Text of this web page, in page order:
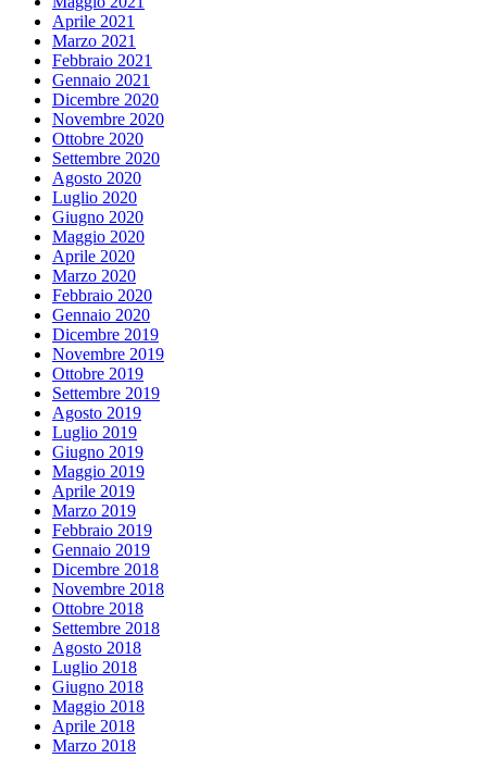
Aprile 2021
Marzo 2021
Febbraio 2021
Gennaio 2021
Dicembre 2020
Novembre 2020
Ottobre 2020
Settembre 2020
Agosto 2020
Luglio 2020
Giugno 2020
Maggio 2020
Aprile 2020
Marzo 2020
Febbraio 2020
Gennaio 2020
Dicembre 2019
Novembre 2019
Ottobre 2019
Settembre 2019
Agosto 2019
Luglio 2019
Giugno 2019
Maggio 2019
Aprile 2019
Marzo 2019
Febbraio 2019
Gennaio 2019
Dicembre 2018
Novembre 2018
Ottobre 2018
Settembre 2018
Agosto 2018
Luglio 2018
Giugno 2018
Maggio 2018
Aprile 2018
Marzo 2018